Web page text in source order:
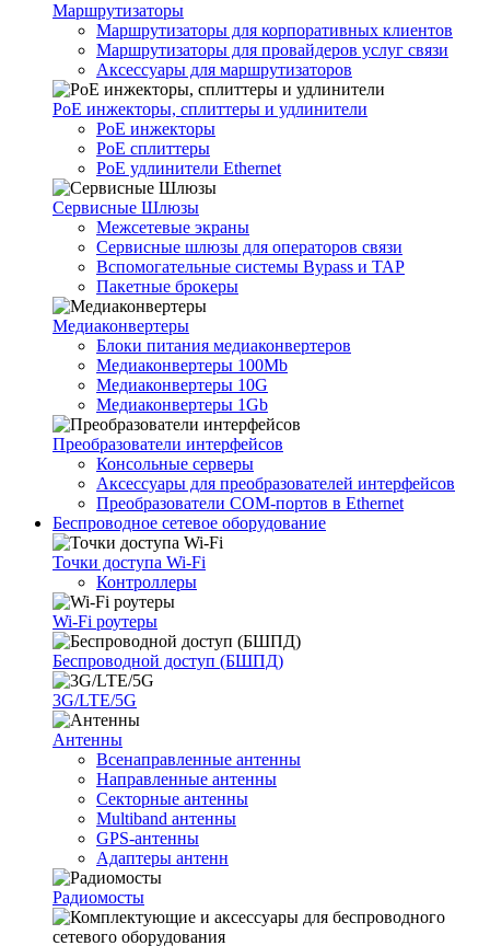
Маршрутизаторы
Маршрутизаторы для корпоративных клиентов
Маршрутизаторы для провайдеров услуг связи
Аксессуары для маршрутизаторов
PoE инжекторы, сплиттеры и удлинители
PoE инжекторы
PoE сплиттеры
PoE удлинители Ethernet
Сервисные Шлюзы
Межсетевые экраны
Сервисные шлюзы для операторов связи
Вспомогательные системы Bypass и TAP
Пакетные брокеры
Медиаконвертеры
Блоки питания медиаконвертеров
Медиаконвертеры 100Mb
Медиаконвертеры 10G
Медиаконвертеры 1Gb
Преобразователи интерфейсов
Консольные серверы
Аксессуары для преобразователей интерфейсов
Преобразователи COM-портов в Ethernet
Беспроводное сетевое оборудование
Точки доступа Wi-Fi
Контроллеры
Wi-Fi роутеры
Беспроводной доступ (БШПД)
3G/LTE/5G
Антенны
Всенаправленные антенны
Направленные антенны
Секторные антенны
Multiband антенны
GPS-антенны
Адаптеры антенн
Радиомосты